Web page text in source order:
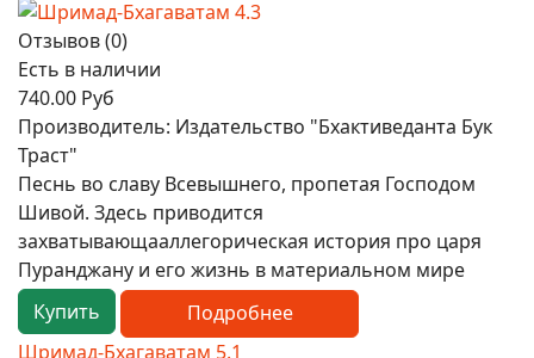
Отзывов (0)
Есть в наличии
740.00 Руб
Производитель: Издательство "Бхактиведанта Бук
Траст"
Песнь во славу Всевышнего, пропетая Господом
Шивой. Здесь приводится
захватывающааллегорическая история про царя
Пуранджану и его жизнь в материальном мире
Купить
Подробнее
Шримад-Бхагаватам 5.1